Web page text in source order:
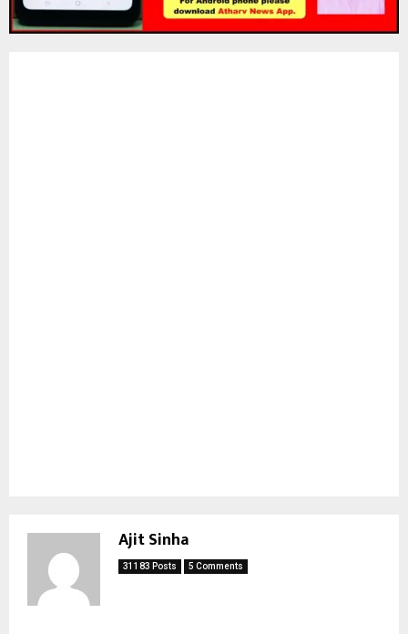
Ajit Sinha
31183 Posts 5 Comments